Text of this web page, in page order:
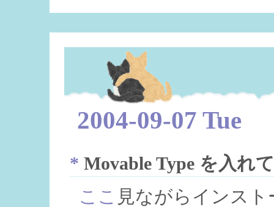
2004-09-07 Tue
* Movable Type を入れ
ここ 見ながらインスト